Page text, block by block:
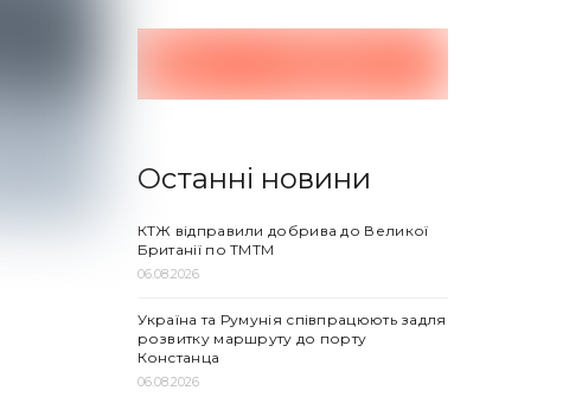
Останні новини
КТЖ відправили добрива до Великої
Британії по ТМТМ
06.08.2026
Україна та Румунія співпрацюють задля
розвитку маршруту до порту
Констанца
06.08.2026